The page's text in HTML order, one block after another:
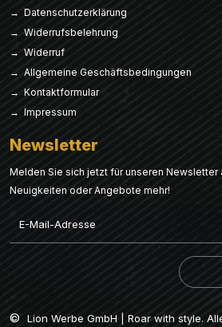
→ Datenschutzerklärung
→ Widerrufsbelehrung
→ Widerruf
→ Allgemeine Geschäftsbedingungen
→ Kontaktformular
→ Impressum
Newsletter
Melden Sie sich jetzt für unseren Newsletter
Neuigkeiten oder Angebote mehr!
© Lion Werbe GmbH | Roar with style.